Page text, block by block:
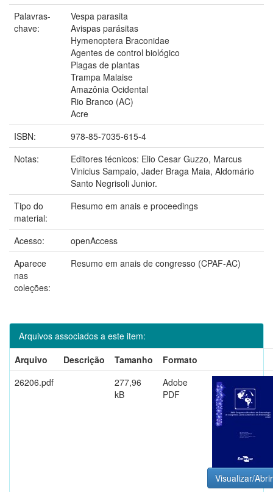
Palavras-
chave:
Vespa parasita
Avispas parásitas
Hymenoptera Braconidae
Agentes de control biológico
Plagas de plantas
Trampa Malaise
Amazônia Ocidental
Rio Branco (AC)
Acre
ISBN:
978-85-7035-615-4
Notas:
Editores técnicos: Elio Cesar Guzzo, Marcus
Vinicius Sampaio, Jader Braga Maia, Aldomário
Santo Negrisoli Junior.
Tipo do
material:
Resumo em anais e proceedings
Acesso:
openAccess
Aparece
nas
coleções:
Resumo em anais de congresso (CPAF-AC)
Arquivos associados a este item:
Arquivo
Descrição Tamanho
Formato
26206.pdf
277,96
kB
Adobe
PDF
Visualizar/Abrir